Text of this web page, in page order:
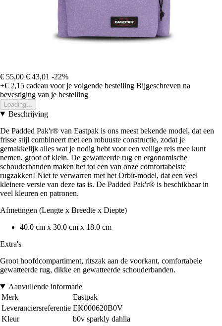
€ 55,00 € 43,01 -22%
+€ 2,15 cadeau voor je volgende bestelling Bijgeschreven na
bevestiging van je bestelling
Loading...
Beschrijving
De Padded Pak'r® van Eastpak is ons meest bekende model, dat een
frisse stijl combineert met een robuuste constructie, zodat je
gemakkelijk alles wat je nodig hebt voor een veilige reis mee kunt
nemen, groot of klein. De gewatteerde rug en ergonomische
schouderbanden maken het tot een van onze comfortabelste
rugzakken! Niet te verwarren met het Orbit-model, dat een veel
kleinere versie van deze tas is. De Padded Pak'r® is beschikbaar in
veel kleuren en patronen.
Afmetingen (Lengte x Breedte x Diepte)
40.0 cm x 30.0 cm x 18.0 cm
Extra's
Groot hoofdcompartiment, ritszak aan de voorkant, comfortabele
gewatteerde rug, dikke en gewatteerde schouderbanden.
Aanvullende informatie
Merk
Eastpak
Leveranciersreferentie EK000620B0V
Kleur
b0v sparkly dahlia